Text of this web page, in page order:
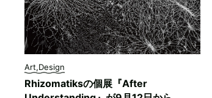
Art,Design
Rhizomatiksの個展『After